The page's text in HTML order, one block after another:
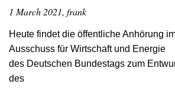
1 March 2021, frank
Heute findet die öffentliche Anhörung
Ausschuss für Wirtschaft und Energie
des Deutschen Bundestags zum
des